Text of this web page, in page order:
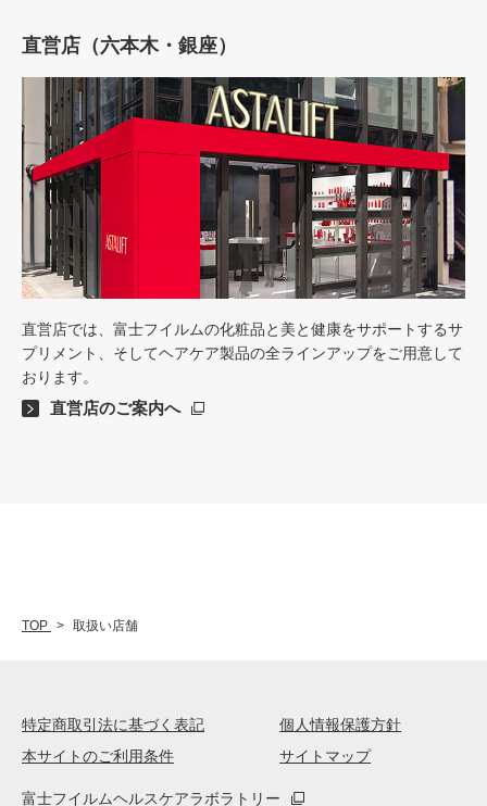
直営店（六本木・銀座）
直営店では、富士フイルムの化粧品と美と健康をサポートするサ
プリメント、そしてヘアケア製品の全ラインアップをご用意して
おります。
直営店のご案内へ
TOP 取扱い店舗
特定商取引法に基づく表記
個人情報保護方針
本サイトのご利用条件
サイトマップ
富士フイルムヘルスケアラボラトリー